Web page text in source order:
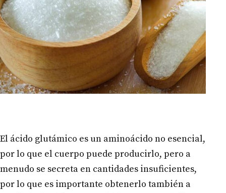
El ácido glutámico es un aminoácido no esencial,
por lo que el cuerpo puede producirlo, pero a
menudo se secreta en cantidades insuficientes,
por lo que es importante obtenerlo también a